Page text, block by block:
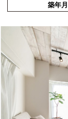
築年月